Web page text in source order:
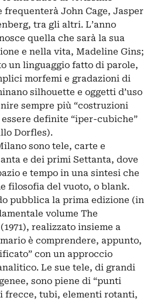
John Cage, Jasper
tra gli altri. L’anno
quella che sarà la sua
e nella vita, Madeline Gins;
un linguaggio fatto di parole,
morfemi e gradazioni di
silhouette e oggetti d’uso
sempre più “costruzioni
definite “iper-cubiche”
Dorfles).
sono tele, carte e
e dei primi Settanta, dove
e tempo in una sintesi che
filosofia del vuoto, o blank.
pubblica la prima edizione (in
volume The
realizzato insieme a
è comprendere, appunto,
con un approccio
Le sue tele, di grandi
sono piene di “punti
frecce, tubi, elementi rotanti,